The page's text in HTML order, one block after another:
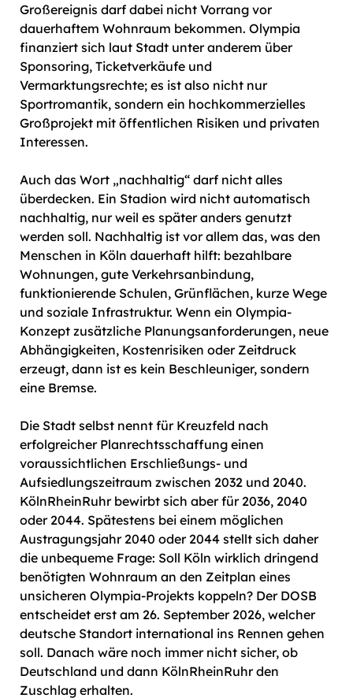
Großereignis darf dabei nicht Vorrang vor
dauerhaftem Wohnraum bekommen. Olympia
finanziert sich laut Stadt unter anderem über
Sponsoring, Ticketverkäufe und
Vermarktungsrechte; es ist also nicht nur
Sportromantik, sondern ein hochkommerzielles
Großprojekt mit öffentlichen Risiken und privaten
Interessen.
Auch das Wort „nachhaltig“ darf nicht alles
überdecken. Ein Stadion wird nicht automatisch
nachhaltig, nur weil es später anders genutzt
werden soll. Nachhaltig ist vor allem das, was den
Menschen in Köln dauerhaft hilft: bezahlbare
Wohnungen, gute Verkehrsanbindung,
funktionierende Schulen, Grünflächen, kurze Wege
und soziale Infrastruktur. Wenn ein Olympia-
Konzept zusätzliche Planungsanforderungen, neue
Abhängigkeiten, Kostenrisiken oder Zeitdruck
erzeugt, dann ist es kein Beschleuniger, sondern
eine Bremse.
Die Stadt selbst nennt für Kreuzfeld nach
erfolgreicher Planrechtsschaffung einen
voraussichtlichen Erschließungs- und
Aufsiedlungszeitraum zwischen 2032 und 2040.
KölnRheinRuhr bewirbt sich aber für 2036, 2040
oder 2044. Spätestens bei einem möglichen
Austragungsjahr 2040 oder 2044 stellt sich daher
die unbequeme Frage: Soll Köln wirklich dringend
benötigten Wohnraum an den Zeitplan eines
unsicheren Olympia-Projekts koppeln? Der DOSB
entscheidet erst am 26. September 2026, welcher
deutsche Standort international ins Rennen gehen
soll. Danach wäre noch immer nicht sicher, ob
Deutschland und dann KölnRheinRuhr den
Zuschlag erhalten.